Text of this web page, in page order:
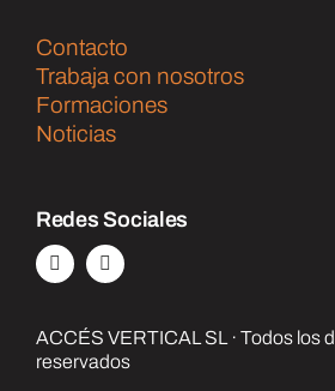
Contacto
Trabaja con nosotros
Formaciones
Noticias
Redes Sociales
ACCÉS VERTICAL SL · Todos los
reservados